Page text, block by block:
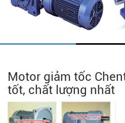
Motor giảm tốc
tốt, chất lượng nhất